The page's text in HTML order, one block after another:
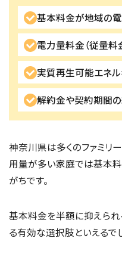
基本料金が地域の
電力量料金（従量料
実質再生可能エネ
解約金や契約期間
神奈川県は多くのファミリ
用量が多い家庭では基本
がちです。
基本料金を半額に抑えられ
る有効な選択肢といえるでし